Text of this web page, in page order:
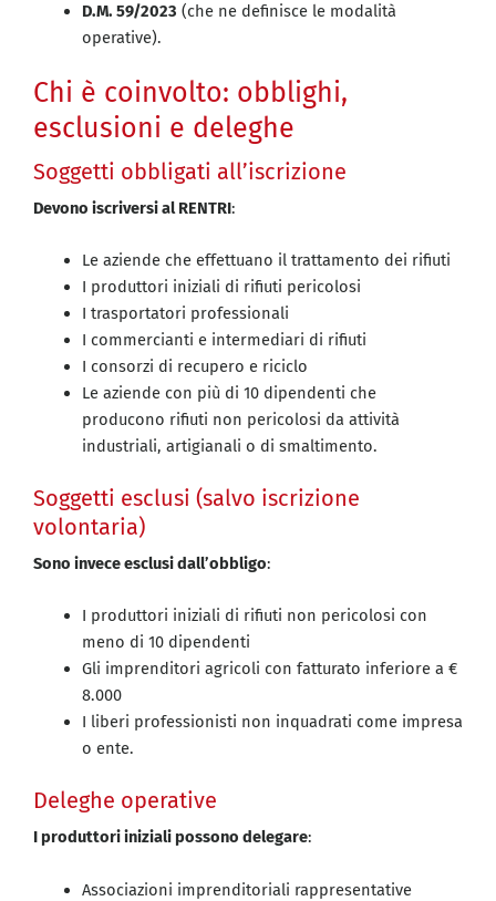
D.M. 59/2023 (che ne definisce le modalità
operative).
Chi è coinvolto: obblighi,
esclusioni e deleghe
Soggetti obbligati all’iscrizione
Devono iscriversi al RENTRI:
Le aziende che effettuano il trattamento dei rifiuti
I produttori iniziali di rifiuti pericolosi
I trasportatori professionali
I commercianti e intermediari di rifiuti
I consorzi di recupero e riciclo
Le aziende con più di 10 dipendenti che
producono rifiuti non pericolosi da attività
industriali, artigianali o di smaltimento.
Soggetti esclusi (salvo iscrizione
volontaria)
Sono invece esclusi dall’obbligo:
I produttori iniziali di rifiuti non pericolosi con
meno di 10 dipendenti
Gli imprenditori agricoli con fatturato inferiore a €
8.000
I liberi professionisti non inquadrati come impresa
o ente.
Deleghe operative
I produttori iniziali possono delegare:
Associazioni imprenditoriali rappresentative